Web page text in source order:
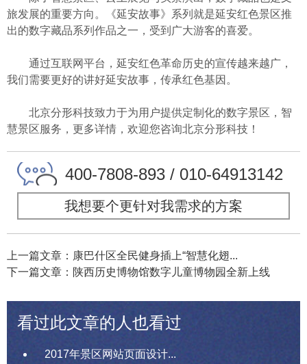
旅发展的重要方向。《延安故事》系列就是延安红色景区推
出的数字藏品系列作品之一，受到广大游客的喜爱。
通过互联网平台，延安红色革命历史的宣传越来越广，
我们需要更好的讲好延安故事，传承红色基因。
北京分形科技致力于为用户提供定制化的数字景区，智
慧景区服务，更多详情，欢迎您咨询北京分形科技！
400-7808-893 / 010-64913142
我想要个更针对我需求的方案
上一篇文章：康巴什区全民健身插上“智慧化翅...
下一篇文章：陕西历史博物馆数字儿童博物园全新上线
看过此文章的人也看过
2017年景区网站页面设计...